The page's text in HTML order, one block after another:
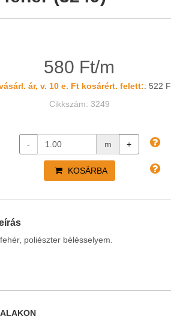
580 Ft/m
ár, v. 10 e. Ft kosárért. felett:: 522
Cikkszám: 3249
- m +
KOSÁRBA
poliészter bélésselyem.